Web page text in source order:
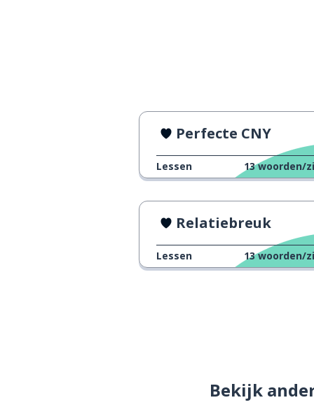
nee, dat gaat
vertellen;
Perfecte CNY
Lessen 13 woorden/
Relatiebreuk
Lessen 13 woorden/
Bekijk